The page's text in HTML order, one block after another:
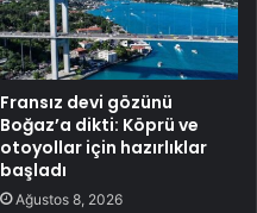
Fransız devi gözünü
Boğaz’a dikti: Köprü ve
otoyollar için hazırlıklar
başladı
Ağustos 8, 2026